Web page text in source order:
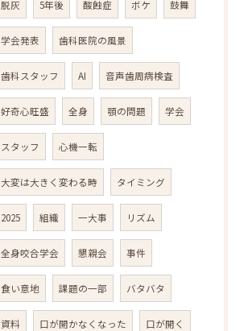
脱灰 5年後 酸蝕症 ボケ 鼓舞
学会発表 歯科医院の風景
歯科スタッフ AI 音声歯周病検査
好奇心旺盛 全身 顎の問題 学会
スタッフ 心機一転
大変は大きく変わる時 タイミング
2025 組織 一大事 リズム
全身咬合学会 懇親会 事件
食い意地 課題の一部 バタバタ
資料 口が開かなくなった 口が開く